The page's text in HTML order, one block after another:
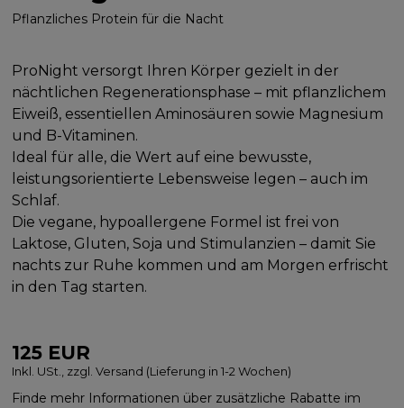
Pflanzliches Protein für die Nacht
ProNight versorgt Ihren Körper gezielt in der
nächtlichen Regenerationsphase – mit pflanzlichem
Eiweiß, essentiellen Aminosäuren sowie Magnesium
und B-Vitaminen.
Ideal für alle, die Wert auf eine bewusste,
leistungsorientierte Lebensweise legen – auch im
Schlaf.
Die vegane, hypoallergene Formel ist frei von
Laktose, Gluten, Soja und Stimulanzien – damit Sie
nachts zur Ruhe kommen und am Morgen erfrischt
in den Tag starten.
125 EUR
Inkl. USt., zzgl. Versand (Lieferung in 1-2 Wochen)
Finde mehr Informationen über zusätzliche Rabatte im